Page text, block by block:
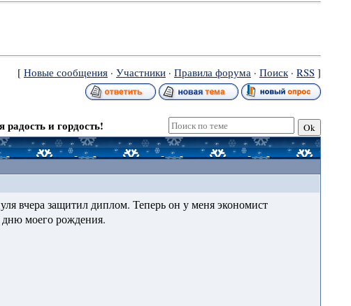
[ Новые сообщения· Участники· Правила форума· Поиск· RSS]
радость и гордость!
вчера защитил диплом. Теперь он у меня экономист
моего рождения.